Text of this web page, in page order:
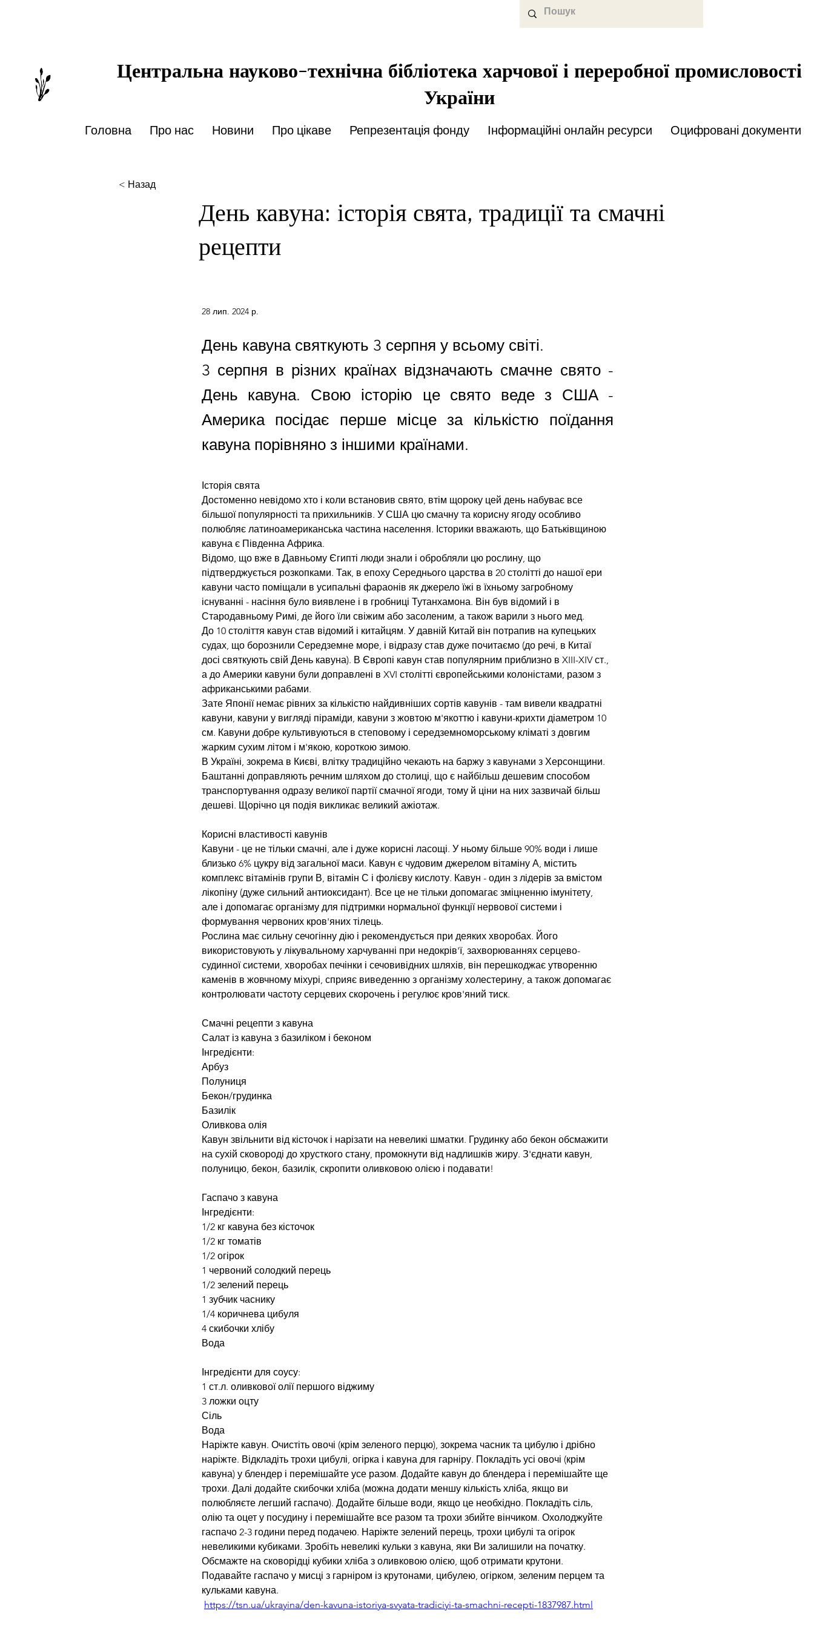
Центральна науково-технічна бібліотека харчової і переробної промисловості
України
Головна Про нас Новини Про цікаве Репрезентація фонду Інформаційні онлайн ресурси Оцифровані документи
< Назад
День кавуна: історія свята, традиції та смачні
рецепти
28 лип. 2024 р.
День кавуна святкують 3 серпня у всьому світі.
3 серпня в різних країнах відзначають смачне свято -
День кавуна. Свою історію це свято веде з США -
Америка посідає перше місце за кількістю поїдання
кавуна порівняно з іншими країнами.
Історія свята
Достоменно невідомо хто і коли встановив свято, втім щороку цей день набуває все
більшої популярності та прихильників. У США цю смачну та корисну ягоду особливо
полюбляє латиноамериканська частина населення. Історики вважають, що Батьківщиною
кавуна є Південна Африка.
Відомо, що вже в Давньому Єгипті люди знали і обробляли цю рослину, що
підтверджується розкопками. Так, в епоху Середнього царства в 20 столітті до нашої ери
кавуни часто поміщали в усипальні фараонів як джерело їжі в їхньому загробному
існуванні - насіння було виявлене і в гробниці Тутанхамона. Він був відомий і в
Стародавньому Римі, де його їли свіжим або засоленим, а також варили з нього мед.
До 10 століття кавун став відомий і китайцям. У давній Китай він потрапив на купецьких
судах, що борознили Середземне море, і відразу став дуже почитаємо (до речі, в Китаї
досі святкують свій День кавуна). В Європі кавун став популярним приблизно в XIII-XIV ст.,
а до Америки кавуни були доправлені в XVI столітті європейськими колоністами, разом з
африканськими рабами.
Зате Японії немає рівних за кількістю найдивніших сортів кавунів - там вивели квадратні
кавуни, кавуни у вигляді піраміди, кавуни з жовтою м'якоттю і кавуни-крихти діаметром 10
см. Кавуни добре культивуються в степовому і середземноморському кліматі з довгим
жарким сухим літом і м'якою, короткою зимою.
В Україні, зокрема в Києві, влітку традиційно чекають на баржу з кавунами з Херсонщини.
Баштанні доправляють речним шляхом до столиці, що є найбільш дешевим способом
транспортування одразу великої партії смачної ягоди, тому й ціни на них зазвичай більш
дешеві. Щорічно ця подія викликає великий ажіотаж.
Корисні властивості кавунів
Кавуни - це не тільки смачні, але і дуже корисні ласощі. У ньому більше 90% води і лише
близько 6% цукру від загальної маси. Кавун є чудовим джерелом вітаміну А, містить
комплекс вітамінів групи В, вітамін С і фолієву кислоту. Кавун - один з лідерів за вмістом
лікопіну (дуже сильний антиоксидант). Все це не тільки допомагає зміцненню імунітету,
але і допомагає організму для підтримки нормальної функції нервової системи і
формування червоних кров'яних тілець.
Рослина має сильну сечогінну дію і рекомендується при деяких хворобах. Його
використовують у лікувальному харчуванні при недокрів'ї, захворюваннях серцево-
судинної системи, хворобах печінки і сечовивідних шляхів, він перешкоджає утворенню
каменів в жовчному міхурі, сприяє виведенню з організму холестерину, а також допомагає
контролювати частоту серцевих скорочень і регулює кров'яний тиск.
Смачні рецепти з кавуна
Салат із кавуна з базиліком і беконом
Інгредієнти:
Арбуз
Полуниця
Бекон/грудинка
Базилік
Оливкова олія
Кавун звільнити від кісточок і нарізати на невеликі шматки. Грудинку або бекон обсмажити
на сухій сковороді до хрусткого стану, промокнути від надлишків жиру. З'єднати кавун,
полуницю, бекон, базилік, скропити оливковою олією і подавати!
Гаспачо з кавуна
Інгредієнти:
1/2 кг кавуна без кісточок
1/2 кг томатів
1/2 огірок
1 червоний солодкий перець
1/2 зелений перець
1 зубчик часнику
1/4 коричнева цибуля
4 скибочки хлібу
Вода
Інгредієнти для соусу:
1 ст.л. оливкової олії першого віджиму
3 ложки оцту
Сіль
Вода
Наріжте кавун. Очистіть овочі (крім зеленого перцю), зокрема часник та цибулю і дрібно
наріжте. Відкладіть трохи цибулі, огірка і кавуна для гарніру. Покладіть усі овочі (крім
кавуна) у блендер і перемішайте усе разом. Додайте кавун до блендера і перемішайте ще
трохи. Далі додайте скибочки хліба (можна додати меншу кількість хліба, якщо ви
полюбляєте легший гаспачо). Додайте більше води, якщо це необхідно. Покладіть сіль,
олію та оцет у посудину і перемішайте все разом та трохи збийте вінчиком. Охолоджуйте
гаспачо 2-3 години перед подачею. Наріжте зелений перець, трохи цибулі та огірок
невеликими кубиками. Зробіть невеликі кульки з кавуна, яки Ви залишили на початку.
Обсмажте на сковорідці кубики хліба з оливковою олією, щоб отримати крутони.
Подавайте гаспачо у мисці з гарніром із крутонами, цибулею, огірком, зеленим перцем та
кульками кавуна.
https://tsn.ua/ukrayina/den-kavuna-istoriya-svyata-tradiciyi-ta-smachni-recepti-1837987.html